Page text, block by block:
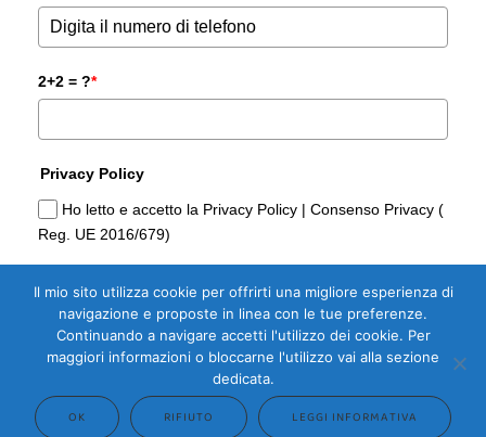
2+2 = ?*
Privacy Policy
Ho letto e accetto la Privacy Policy | Consenso Privacy (
Reg. UE 2016/679)
Sì, Voglio la Guida Gratuita per
Comprare casa di Domoria Gorizia
Il mio sito utilizza cookie per offrirti una migliore esperienza di
navigazione e proposte in linea con le tue preferenze.
Continuando a navigare accetti l'utilizzo dei cookie. Per
maggiori informazioni o bloccarne l'utilizzo vai alla sezione
dedicata.
OK RIFIUTO LEGGI INFORMATIVA